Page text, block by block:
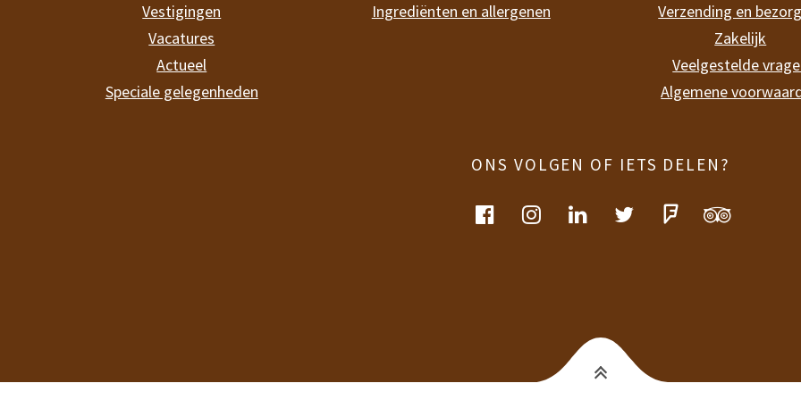
Vestigingen
Vacatures
Actueel
Speciale gelegenheden
Ingrediënten en allergenen
Verzending en
Zakelijk
Veelgestelde
Algemene
ONS VOLGEN OF IETS DELEN?
facebookinstagram
linkedintwitterfoursquaretripadvisor